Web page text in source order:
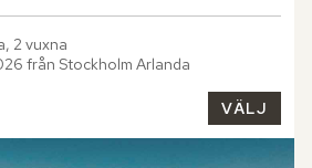
2 vuxna
från Stockholm Arlanda
VÄLJ